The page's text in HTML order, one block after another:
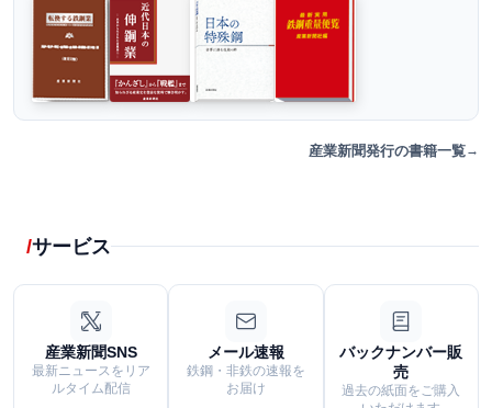
産業新聞発行の書籍一覧
サービス
産業新聞SNS
最新ニュースをリア
ルタイム配信
メール速報
鉄鋼・非鉄の速報を
お届け
バックナンバー販
売
過去の紙面をご購入